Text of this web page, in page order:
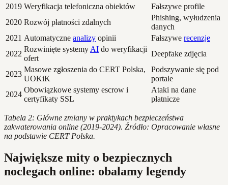
2019 Weryfikacja telefoniczna obiektów
Fałszywe profile
2020 Rozwój płatności zdalnych
Phishing, wyłudzenia
danych
2021 Automatyczne analizy opinii Fałszywe recenzje
2022
Rozwinięte systemy AI do weryfikacji
ofert
Deepfake zdjęcia
2023
Masowe zgłoszenia do CERT Polska,
UOKiK
Podszywanie się pod
portale
2024
Obowiązkowe systemy escrow i
certyfikaty SSL
Ataki na dane
płatnicze
Tabela 2: Główne zmiany w praktykach bezpieczeństwa
zakwaterowania online (2019-2024). Źródło: Opracowanie własne
na podstawie CERT Polska.
Największe mity o bezpiecznych
noclegach online: obalamy legendy